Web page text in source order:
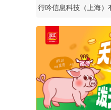
行吟信息科技（上海）